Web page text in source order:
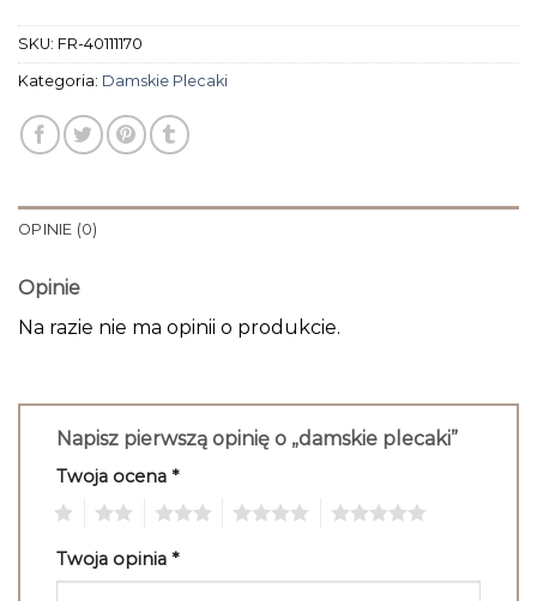
SKU: FR-40111170
Kategoria: Damskie Plecaki
OPINIE (0)
Opinie
Na razie nie ma opinii o produkcie.
Napisz pierwszą opinię o „damskie plecaki”
Twoja ocena *
Twoja opinia *